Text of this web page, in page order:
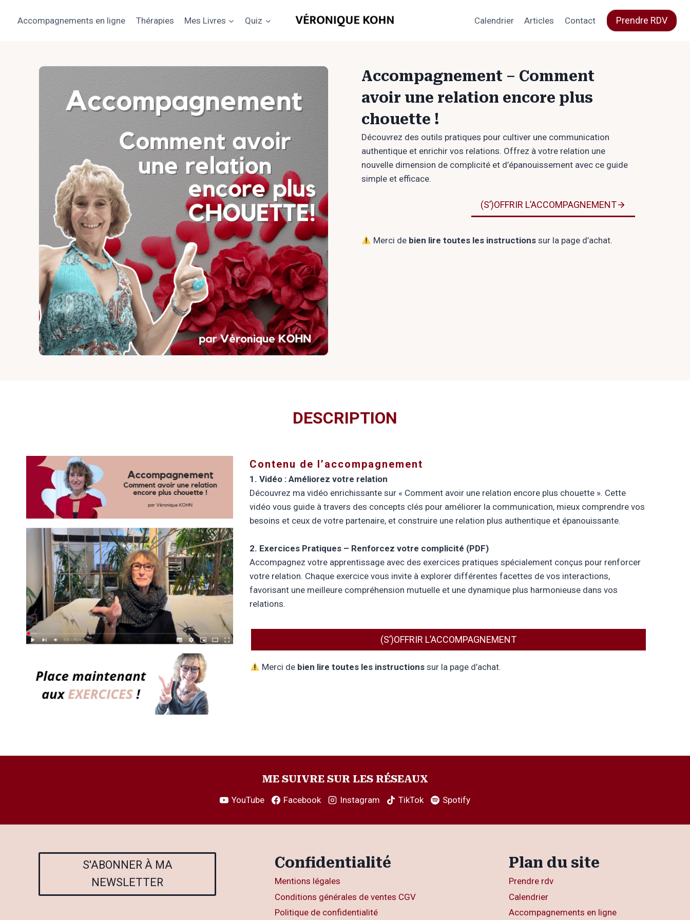
Accompagnements en ligne Thérapies Mes Livres Quiz Calendrier Articles Contact Prendre RDV
Accompagnement – Comment
avoir une relation encore plus
chouette !
Découvrez des outils pratiques pour cultiver une communication
authentique et enrichir vos relations. Offrez à votre relation une
nouvelle dimension de complicité et d’épanouissement avec ce guide
simple et efficace.
(S’)OFFRIR L’ACCOMPAGNEMENT
Merci de bien lire toutes les instructions sur la page d’achat.
DESCRIPTION
Contenu de l’accompagnement
1. Vidéo : Améliorez votre relation
Découvrez ma vidéo enrichissante sur « Comment avoir une relation encore plus chouette ». Cette
vidéo vous guide à travers des concepts clés pour améliorer la communication, mieux comprendre vos
besoins et ceux de votre partenaire, et construire une relation plus authentique et épanouissante.
2. Exercices Pratiques – Renforcez votre complicité (PDF)
Accompagnez votre apprentissage avec des exercices pratiques spécialement conçus pour renforcer
votre relation. Chaque exercice vous invite à explorer différentes facettes de vos interactions,
favorisant une meilleure compréhension mutuelle et une dynamique plus harmonieuse dans vos
relations.
(S’)OFFRIR L’ACCOMPAGNEMENT
Merci de bien lire toutes les instructionssur la page d’achat.
ME SUIVRE SUR LES RÉSEAUX
YouTube Facebook Instagram TikTok Spotify
S'ABONNER À MA
NEWSLETTER
Confidentialité
Mentions légales
Conditions générales de ventes CGV
Politique de confidentialité
Plan du site
Prendre rdv
Calendrier
Accompagnements en ligne